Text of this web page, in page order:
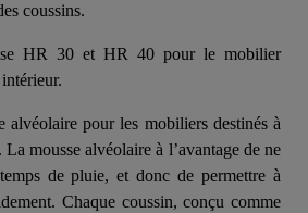
coussins.
HR 30 et HR 40 pour le mobilier
alvéolaire pour les mobiliers destinés à
mousse alvéolaire à l’avantage de ne
de pluie, et donc de permettre à
Chaque coussin, conçu comme